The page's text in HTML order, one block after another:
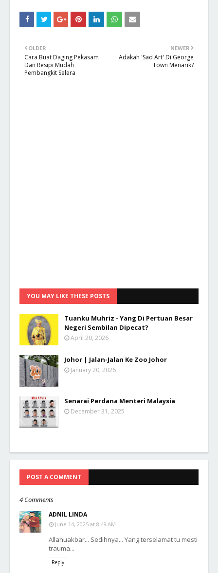
NEWER
Adakah 'Sad Art' Di George
Town Menarik?
OLDER
Cara Buat Daging Pekasam
Dan Resipi Mudah
Pembangkit Selera
YOU MAY LIKE THESE POSTS
Tuanku Muhriz - Yang Di Pertuan Besar
Negeri Sembilan Dipecat?
April 20, 2026
Johor | Jalan-Jalan Ke Zoo Johor
January 20, 2026
Senarai Perdana Menteri Malaysia
December 31, 2025
POST A COMMENT
4 Comments
ADNIL LINDA
June 14, 2025 at 8:49 AM
Allahuakbar... Sedihnya... Yang terselamat tu mesti
trauma...
Reply